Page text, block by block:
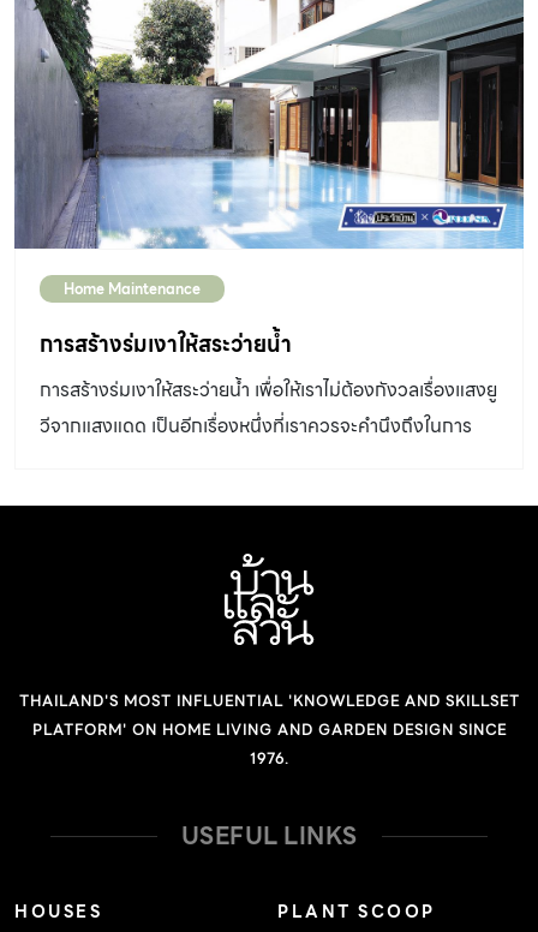
Home Maintenance
การสร้างร่มเงาให้สระว่ายน้ำ
การสร้างร่มเงาให้สระว่ายน้ำ เพื่อให้เราไม่ต้องกังวลเรื่องแสงยู
วีจากแสงแดด เป็นอีกเรื่องหนึ่งที่เราควรจะคำนึงถึงในการ
THAILAND'S MOST INFLUENTIAL 'KNOWLEDGE AND SKILLSET
PLATFORM' ON HOME LIVING AND GARDEN DESIGN SINCE
1976.
USEFUL LINKS
HOUSES
PLANT SCOOP